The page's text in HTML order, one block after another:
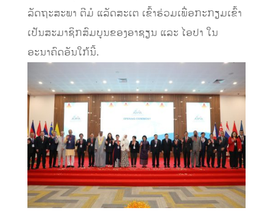
ລັດຖະສະພາ ຕີມໍ ແລັດສະເຕ ເຂົ້າຮ່ວມເພື່ອກະກຽມເຂົ້າ
ເປັນສະມາຊິກສົມບູນຂອງອາຊຽນ ແລະ ໄອປາ ໃນ
ອະນາຄົດອັນໃກ້ນີ້.